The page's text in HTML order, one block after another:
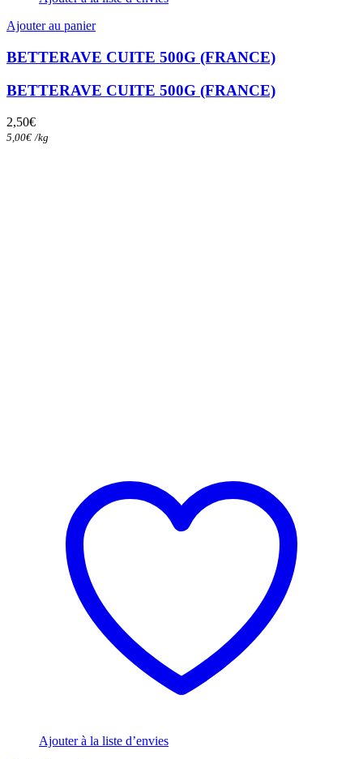
Ajouter au panier
BETTERAVE CUITE 500G (FRANCE)
BETTERAVE CUITE 500G (FRANCE)
2,50€
5,00€ /kg
Ajouter à la liste d’envies